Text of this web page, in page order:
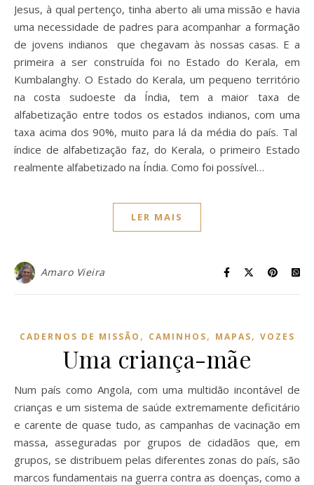
Jesus, à qual pertenço, tinha aberto ali uma missão e havia
uma necessidade de padres para acompanhar a formação
de jovens indianos que chegavam às nossas casas. E a
primeira a ser construída foi no Estado do Kerala, em
Kumbalanghy. O Estado do Kerala, um pequeno território
na costa sudoeste da Índia, tem a maior taxa de
alfabetização entre todos os estados indianos, com uma
taxa acima dos 90%, muito para lá da média do país. Tal
índice de alfabetização faz, do Kerala, o primeiro Estado
realmente alfabetizado na Índia. Como foi possível…
LER MAIS
Amaro Vieira
CADERNOS DE MISSÃO , CAMINHOS, MAPAS, VOZES
Uma criança-mãe
Num país como Angola, com uma multidão incontável de
crianças e um sistema de saúde extremamente deficitário
e carente de quase tudo, as campanhas de vacinação em
massa, asseguradas por grupos de cidadãos que, em
grupos, se distribuem pelas diferentes zonas do país, são
marcos fundamentais na guerra contra as doenças, como a